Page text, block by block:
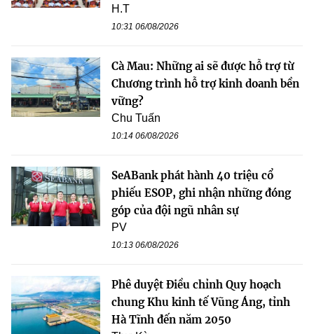
H.T
10:31 06/08/2026
Cà Mau: Những ai sẽ được hỗ trợ từ
Chương trình hỗ trợ kinh doanh bền
vững?
Chu Tuấn
10:14 06/08/2026
SeABank phát hành 40 triệu cổ
phiếu ESOP, ghi nhận những đóng
góp của đội ngũ nhân sự
PV
10:13 06/08/2026
Phê duyệt Điều chỉnh Quy hoạch
chung Khu kinh tế Vũng Áng, tỉnh
Hà Tĩnh đến năm 2050